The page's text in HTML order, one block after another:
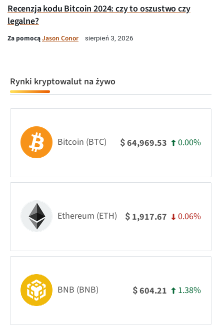
Recenzja kodu Bitcoin 2024: czy to oszustwo czy
legalne?
Za pomocąJason Conor sierpień 3, 2026
Rynki kryptowalut na żywo
Bitcoin (BTC) $64,969.53 0.00%
Ethereum (ETH) $ 1,917.67 0.06%
BNB (BNB) $604.21 1.38%